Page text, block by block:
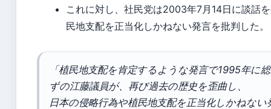
これに対し、社民党は2003年7月14日に談話
民地支配を正当化しかねない発言を批判した。
「植民地支配を肯定するような発言で1995年に
ずの江藤議員が、再び過去の歴史を歪曲し、
日本の侵略行為や植民地支配を正当化しかねな